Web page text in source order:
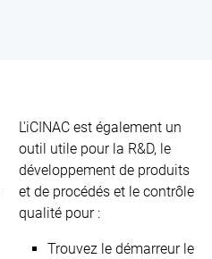
L'iCINAC est également un
outil utile pour la R&D, le
développement de produits
et de procédés et le contrôle
qualité pour :
Trouvez le démarreur le